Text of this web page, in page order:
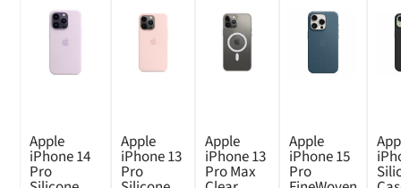
Apple
iPhone 14
Pro
Apple
iPhone 13
Pro
Apple
iPhone 13
Pro Max
Apple
iPhone 15
Pro